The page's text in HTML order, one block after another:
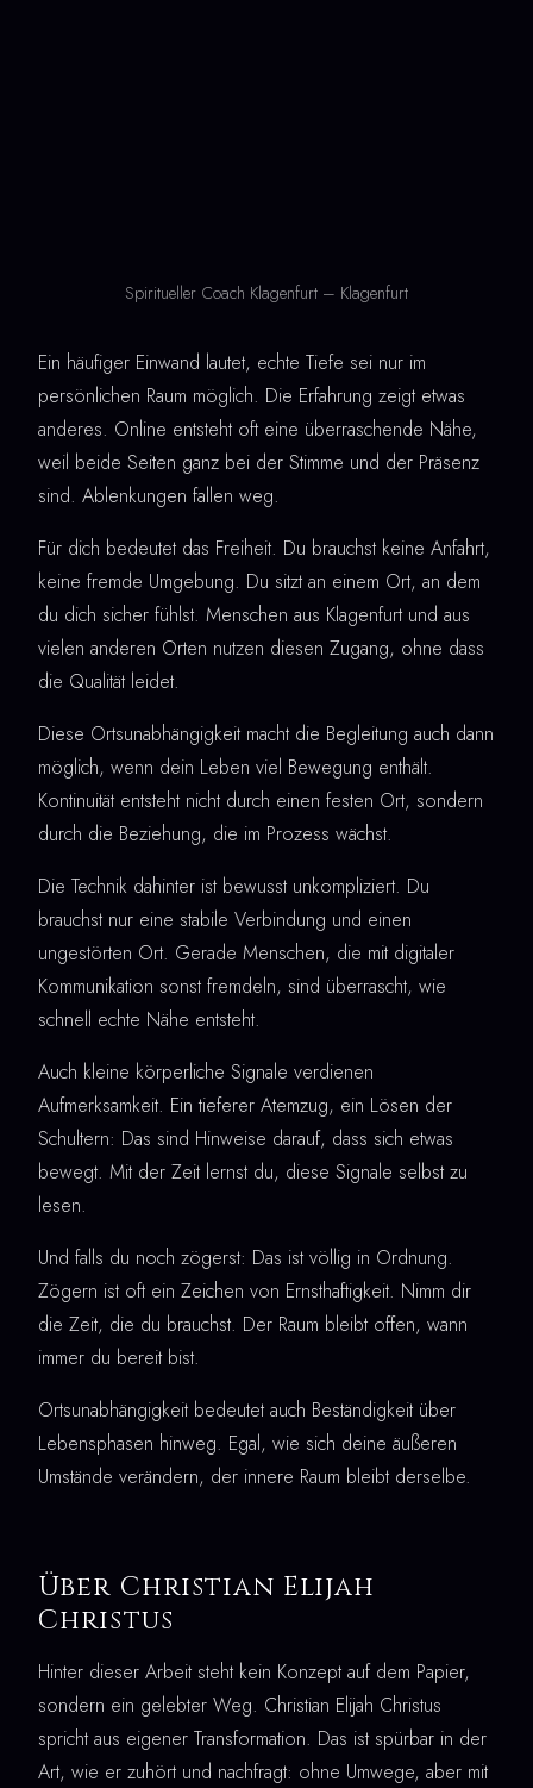
Spiritueller Coach Klagenfurt – Klagenfurt
Ein häufiger Einwand lautet, echte Tiefe sei nur im
persönlichen Raum möglich. Die Erfahrung zeigt etwas
anderes. Online entsteht oft eine überraschende Nähe,
weil beide Seiten ganz bei der Stimme und der Präsenz
sind. Ablenkungen fallen weg.
Für dich bedeutet das Freiheit. Du brauchst keine Anfahrt,
keine fremde Umgebung. Du sitzt an einem Ort, an dem
du dich sicher fühlst. Menschen aus Klagenfurt und aus
vielen anderen Orten nutzen diesen Zugang, ohne dass
die Qualität leidet.
Diese Ortsunabhängigkeit macht die Begleitung auch dann
möglich, wenn dein Leben viel Bewegung enthält.
Kontinuität entsteht nicht durch einen festen Ort, sondern
durch die Beziehung, die im Prozess wächst.
Die Technik dahinter ist bewusst unkompliziert. Du
brauchst nur eine stabile Verbindung und einen
ungestörten Ort. Gerade Menschen, die mit digitaler
Kommunikation sonst fremdeln, sind überrascht, wie
schnell echte Nähe entsteht.
Auch kleine körperliche Signale verdienen
Aufmerksamkeit. Ein tieferer Atemzug, ein Lösen der
Schultern: Das sind Hinweise darauf, dass sich etwas
bewegt. Mit der Zeit lernst du, diese Signale selbst zu
lesen.
Und falls du noch zögerst: Das ist völlig in Ordnung.
Zögern ist oft ein Zeichen von Ernsthaftigkeit. Nimm dir
die Zeit, die du brauchst. Der Raum bleibt offen, wann
immer du bereit bist.
Ortsunabhängigkeit bedeutet auch Beständigkeit über
Lebensphasen hinweg. Egal, wie sich deine äußeren
Umstände verändern, der innere Raum bleibt derselbe.
Über Christian Elijah
Christus
Hinter dieser Arbeit steht kein Konzept auf dem Papier,
sondern ein gelebter Weg. Christian Elijah Christus
spricht aus eigener Transformation. Das ist spürbar in der
Art, wie er zuhört und nachfragt: ohne Umwege, aber mit